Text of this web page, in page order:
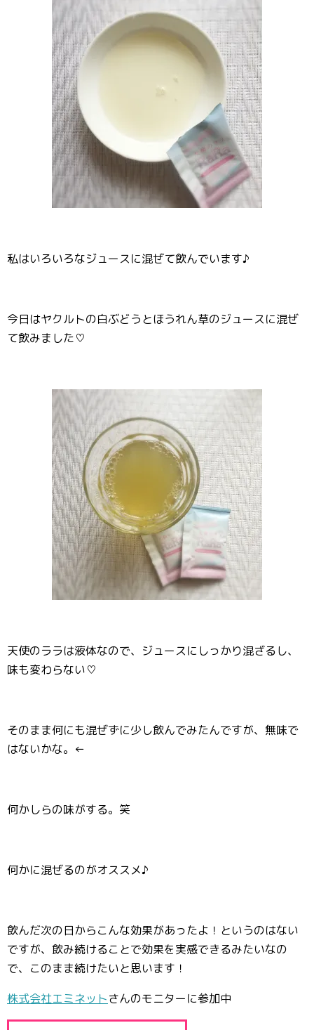
私はいろいろなジュースに混ぜて飲んでいます♪
今日はヤクルトの白ぶどうとほうれん草のジュースに混ぜ
て飲みました♡
天使のララは液体なので、ジュースにしっかり混ざるし、
味も変わらない♡
そのまま何にも混ぜずに少し飲んでみたんですが、無味で
はないかな。←
何かしらの味がする。笑
何かに混ぜるのがオススメ♪
飲んだ次の日からこんな効果があったよ！というのはない
ですが、飲み続けることで効果を実感できるみたいなの
で、このまま続けたいと思います！
株式会社エミネットさんのモニターに参加中